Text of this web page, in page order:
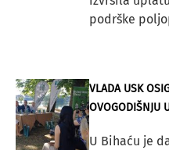
podrške
VLADA USK
OVOGODIŠNJU
U Bihaću je